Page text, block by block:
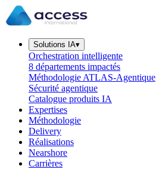
Solutions IA▾
Orchestration intelligente
8 départements impactés
Méthodologie ATLAS-Agentique
Sécurité agentique
Catalogue produits IA
Expertises
Méthodologie
Delivery
Réalisations
Nearshore
Carrières